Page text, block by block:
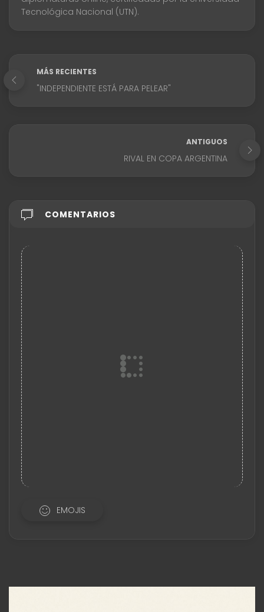
Tecnológica Nacional (UTN).
MÁS RECIENTES
"INDEPENDIENTE ESTÁ PARA PELEAR"
ANTIGUOS
RIVAL EN COPA ARGENTINA
COMENTARIOS
EMOJIS